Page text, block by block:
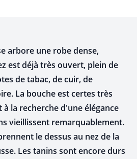
arbore une robe dense,
est déjà très ouvert, plein de
de tabac, de cuir, de
La bouche est certes très
à la recherche d'une élégance
vieillissent remarquablement.
le dessus au nez de la
Les tanins sont encore durs